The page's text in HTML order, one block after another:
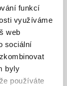
funkcí
využíváme
web
sociální
byly
používáte
duchaplnosťou a
a milovníkov